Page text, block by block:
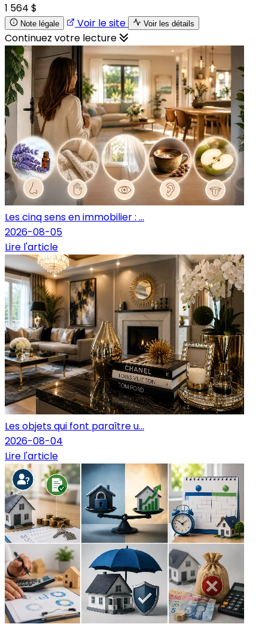
1 564 $
Note légale Voir le site Voir les détails
Continuez votre lecture
Les cinq sens en immobilier : ...
2026-08-05
Lire l'article
Les objets qui font paraître u...
2026-08-04
Lire l'article